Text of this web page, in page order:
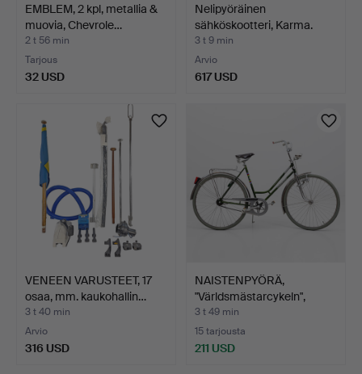
EMBLEM, 2 kpl, metallia &
muovia, Chevrole…
2 t 56 min
Tarjous
32 USD
Nelipyöräinen
sähköskootteri, Karma.
Malli…
3 t 9 min
Arvio
617 USD
VENEEN VARUSTEET, 17
osaa, mm. kaukohallin…
3 t 40 min
Arvio
316 USD
NAISTENPYÖRÄ,
"Världsmästarcykeln",
Cresce…
3 t 49 min
15 tarjousta
211 USD